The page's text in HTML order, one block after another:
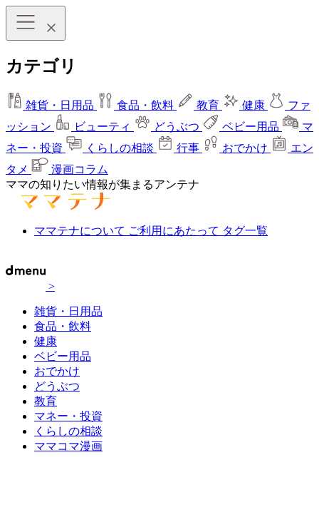
カテゴリ
雑貨・日用品 食品・飲料 教育 健康
ファ
ッション
ビューティ どうぶつ ベビー用品
マ
ネー・投資
くらしの相談 行事 おでかけ
エン
タメ
漫画コラム
ママの知りたい情報が集まるアンテナ
ママテナについて ご利用にあたって タグ一覧
>
雑貨・日用品
食品・飲料
健康
ベビー用品
おでかけ
どうぶつ
教育
マネー・投資
くらしの相談
ママコマ漫画